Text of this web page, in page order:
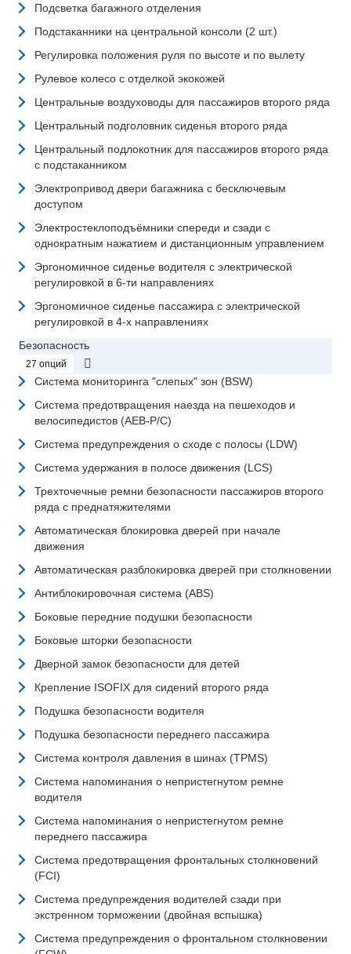
Подсветка багажного отделения
Подстаканники на центральной консоли (2 шт.)
Регулировка положения руля по высоте и по вылету
Рулевое колесо с отделкой экокожей
Центральные воздуховоды для пассажиров второго ряда
Центральный подголовник сиденья второго ряда
Центральный подлокотник для пассажиров второго ряда
с подстаканником
Электропривод двери багажника с бесключевым
доступом
Электростеклоподъёмники спереди и сзади с
однократным нажатием и дистанционным управлением
Эргономичное сиденье водителя с электрической
регулировкой в 6-ти направлениях
Эргономичное сиденье пассажира с электрической
регулировкой в 4-х направлениях
Безопасность
27 опций
Система мониторинга "слепых" зон (BSW)
Система предотвращения наезда на пешеходов и
велосипедистов (AEB-P/С)
Система предупреждения о сходе с полосы (LDW)
Система удержания в полосе движения (LCS)
Трехточечные ремни безопасности пассажиров второго
ряда с преднатяжителями
Автоматическая блокировка дверей при начале
движения
Автоматическая разблокировка дверей при столкновении
Антиблокировочная система (ABS)
Боковые передние подушки безопасности
Боковые шторки безопасности
Дверной замок безопасности для детей
Крепление ISOFIX для сидений второго ряда
Подушка безопасности водителя
Подушка безопасности переднего пассажира
Система контроля давления в шинах (TPMS)
Cистема напоминания о непристегнутом ремне
водителя
Система напоминания о непристегнутом ремне
переднего пассажира
Система предотвращения фронтальных столкновений
(FCI)
Система предупреждения водителей сзади при
экстренном торможении (двойная вспышка)
Система предупреждения о фронтальном столкновении